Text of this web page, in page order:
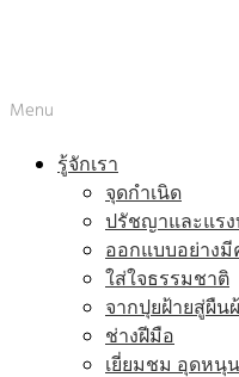
Menu
รู้จักเรา
จุดกำเนิด
ปรัชญาและแร
ออกแบบอย่าง
ใส่ใจธรรมชาติ
จากปุยฝ้ายสู่ผืน
ช่างฝีมือ
เยี่ยมชม อุดหนุ